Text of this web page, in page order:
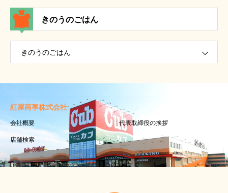
きのうのごはん
きのうのごはん
紅屋商事株式会社
会社概要 代表取締役の挨拶
店舗検索